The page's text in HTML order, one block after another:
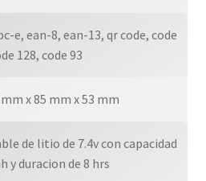
e, ean-8, ean-13, qr code, code
128, code 93
x 85 mm x 53 mm
de litio de 7.4v con capacidad
y duracion de 8 hrs